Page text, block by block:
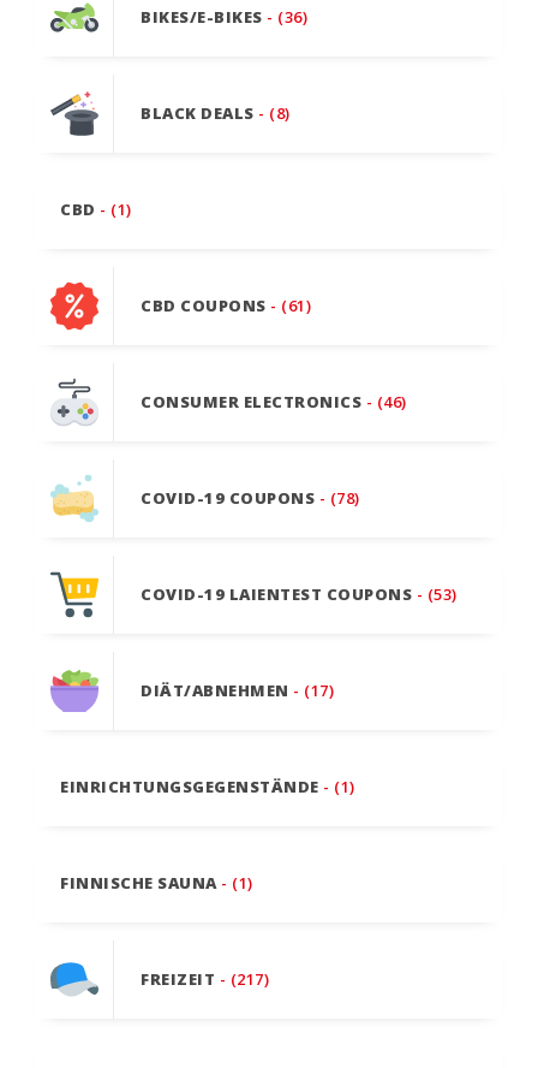
BIKES/E-BIKES - (36)
BLACK DEALS - (8)
CBD - (1)
CBD COUPONS - (61)
CONSUMER ELECTRONICS - (46)
COVID-19 COUPONS - (78)
COVID-19 LAIENTEST COUPONS - (53)
DIÄT/ABNEHMEN - (17)
EINRICHTUNGSGEGENSTÄNDE - (1)
FINNISCHE SAUNA - (1)
FREIZEIT - (217)